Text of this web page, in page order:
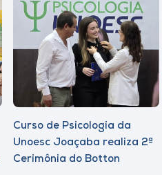
Curso de Psicologia da
Unoesc Joaçaba realiza 2ª
Cerimônia do Botton